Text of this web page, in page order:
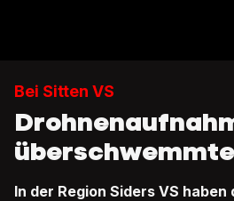
Bei Sitten VS
In der Region Siders VS